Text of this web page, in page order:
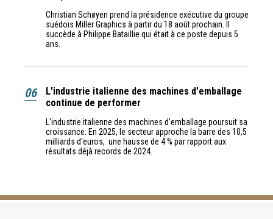
Christian Schøyen prend la présidence exécutive du groupe
suédois Miller Graphics à partir du 18 août prochain. Il
succède à Philippe Bataillie qui était à ce poste depuis 5
ans.
06
L'industrie italienne des machines d'emballage
continue de performer
L'industrie italienne des machines d'emballage poursuit sa
croissance. En 2025, le secteur approche la barre des 10,5
milliards d'euros, une hausse de 4 % par rapport aux
résultats déjà records de 2024.